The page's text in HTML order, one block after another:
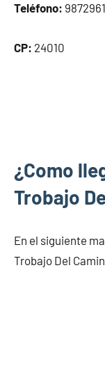
Teléfono:
CP: 24010
¿Como
Trobajo
En el siguiente
Trobajo Del